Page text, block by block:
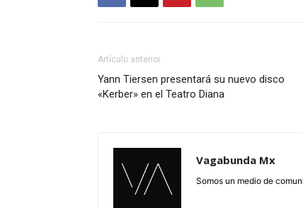
Artículo anterior
Yann Tiersen presentará su nuevo disco
«Kerber» en el Teatro Diana
Vagabunda Mx
Somos un medio de